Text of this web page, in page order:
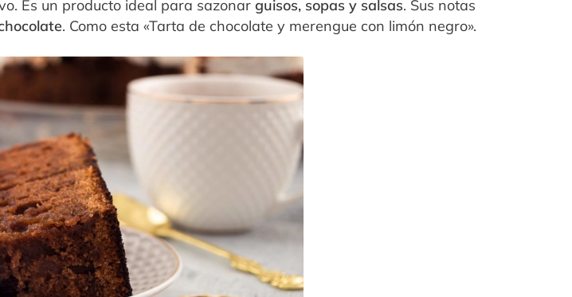
Es un producto ideal para sazonar guisos, sopas y salsas. Sus notas
. Como esta «Tarta de chocolate y merengue con limón negro».